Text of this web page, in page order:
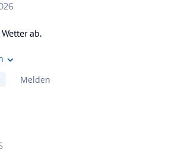
ab.
Melden